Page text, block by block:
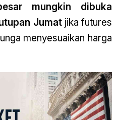
mungkin dibuka
Jumatjika futures
menyesuaikan harga